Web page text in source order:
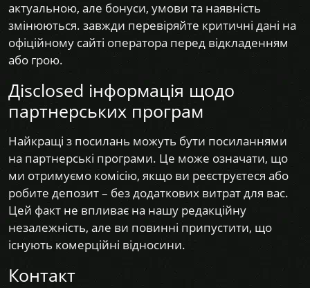
актуальною, але бонуси, умови та наявність
змінюються. завжди перевіряйте критичні дані на
офіційному сайті оператора перед відкладенням
або грою.
Дisclosed інформація щодо
партнерських програм
Найкращі з посилань можуть бути посиланнями
на партнерські програми. Це може означати, що
ми отримуємо комісію, якщо ви реєструєтеся або
робите депозит – без додаткових витрат для вас.
Цей факт не впливає на нашу редакційну
незалежність, але ви повинні припустити, що
існують комерційні відносини.
Контакт